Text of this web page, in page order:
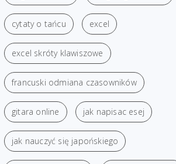
cytaty o tańcu excel
excel skróty klawiszowe
francuski odmiana czasowników
gitara online jak napisac esej
jak nauczyć się japońskiego